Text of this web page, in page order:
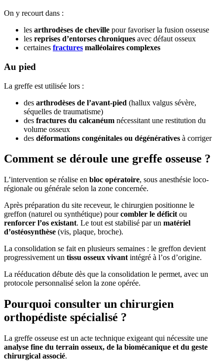
On y recourt dans :
les arthrodèses de cheville pour favoriser la fusion osseuse
les reprises d’entorses chroniques avec défaut osseux
certaines fractures malléolaires complexes
Au pied
La greffe est utilisée lors :
des arthrodèses de l’avant-pied (hallux valgus sévère,
séquelles de traumatisme)
des fractures du calcanéum nécessitant une restitution du
volume osseux
des déformations congénitales ou dégénératives à corriger
Comment se déroule une greffe osseuse ?
L’intervention se réalise en bloc opératoire, sous anesthésie loco-
régionale ou générale selon la zone concernée.
Après préparation du site receveur, le chirurgien positionne le
greffon (naturel ou synthétique) pourcombler le déficit ou
renforcer l’os existant. Le tout est stabilisé par un matériel
d’ostéosynthèse (vis, plaque, broche).
La consolidation se fait en plusieurs semaines : le greffon devient
progressivement un tissu osseux vivant intégré à l’os d’origine.
La rééducation débute dès que la consolidation le permet, avec un
protocole personnalisé selon la zone opérée.
Pourquoi consulter un chirurgien
orthopédiste spécialisé ?
La greffe osseuse est un acte technique exigeant qui nécessite une
analyse fine du terrain osseux, de la biomécanique et du geste
chirurgical associé.